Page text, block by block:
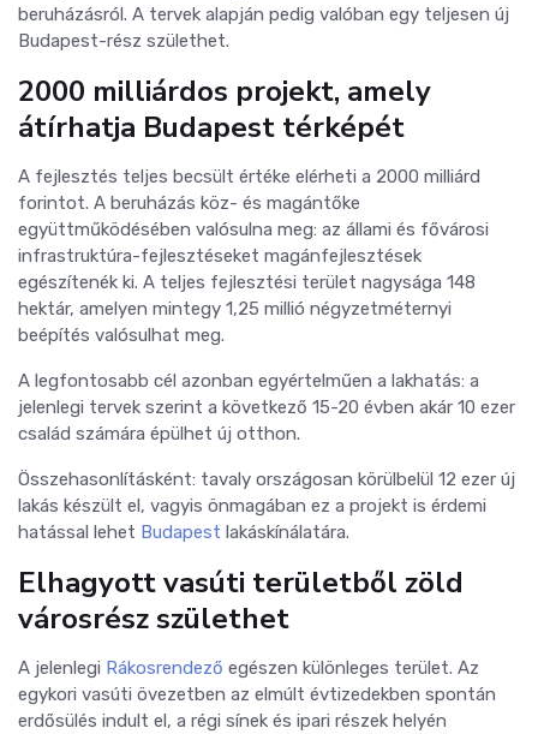
beruházásról. A tervek alapján pedig valóban egy teljesen új
Budapest-rész születhet.
2000 milliárdos projekt, amely
átírhatja Budapest térképét
A fejlesztés teljes becsült értéke elérheti a 2000 milliárd
forintot. A beruházás köz- és magántőke
együttműködésében valósulna meg: az állami és fővárosi
infrastruktúra-fejlesztéseket magánfejlesztések
egészítenék ki. A teljes fejlesztési terület nagysága 148
hektár, amelyen mintegy 1,25 millió négyzetméternyi
beépítés valósulhat meg.
A legfontosabb cél azonban egyértelműen a lakhatás: a
jelenlegi tervek szerint a következő 15-20 évben akár 10 ezer
család számára épülhet új otthon.
Összehasonlításként: tavaly országosan körülbelül 12 ezer új
lakás készült el, vagyis önmagában ez a projekt is érdemi
hatással lehet Budapest lakáskínálatára.
Elhagyott vasúti területből zöld
városrész születhet
A jelenlegi Rákosrendező egészen különleges terület. Az
egykori vasúti övezetben az elmúlt évtizedekben spontán
erdősülés indult el, a régi sínek és ipari részek helyén